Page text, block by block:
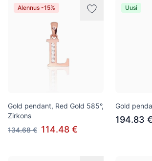
Alennus -15%
Gold pendant, Red Gold 585°,
Zirkons
134.68 € 114.48 €
Uusi
Gold
194.83 €